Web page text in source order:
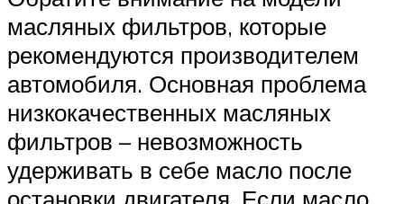
масляных фильтров, которые
рекомендуются производителем
автомобиля. Основная проблема
низкокачественных масляных
фильтров – невозможность
удерживать в себе масло после